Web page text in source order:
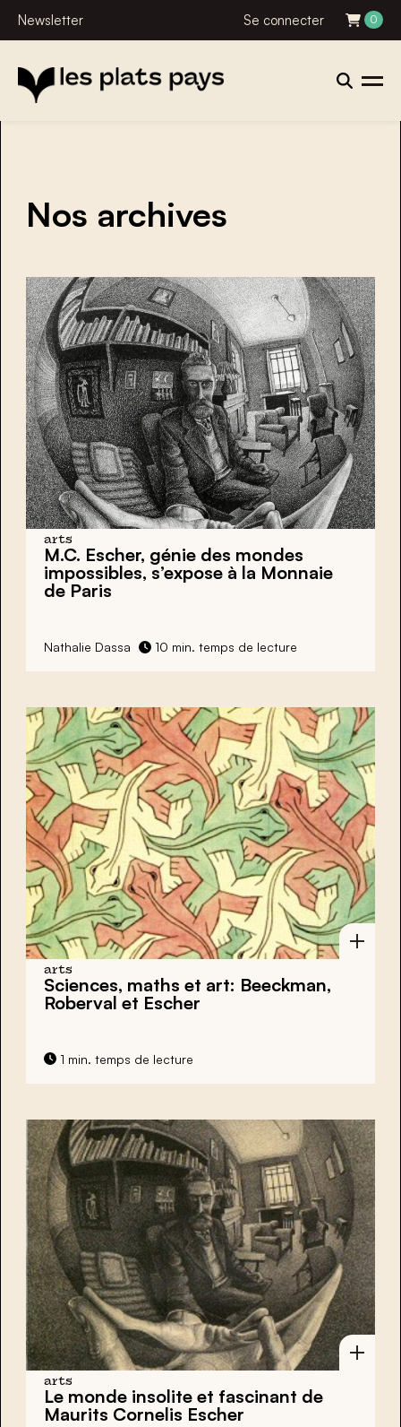
Newsletter Se connecter 0
Nos archives
arts
M.C. Escher, génie des mondes
impossibles, s’expose à la Monnaie
de Paris
Nathalie Dassa 10 min. temps de lecture
arts
Sciences, maths et art: Beeckman,
Roberval et Escher
1 min. temps de lecture
arts
Le monde insolite et fascinant de
Maurits Cornelis Escher